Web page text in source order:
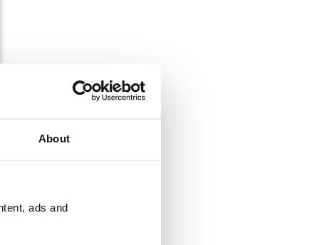
About
ads and